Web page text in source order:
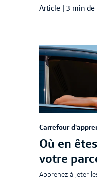
Article 3 min de
Carrefour
Où en
votre
Apprenez à jeter